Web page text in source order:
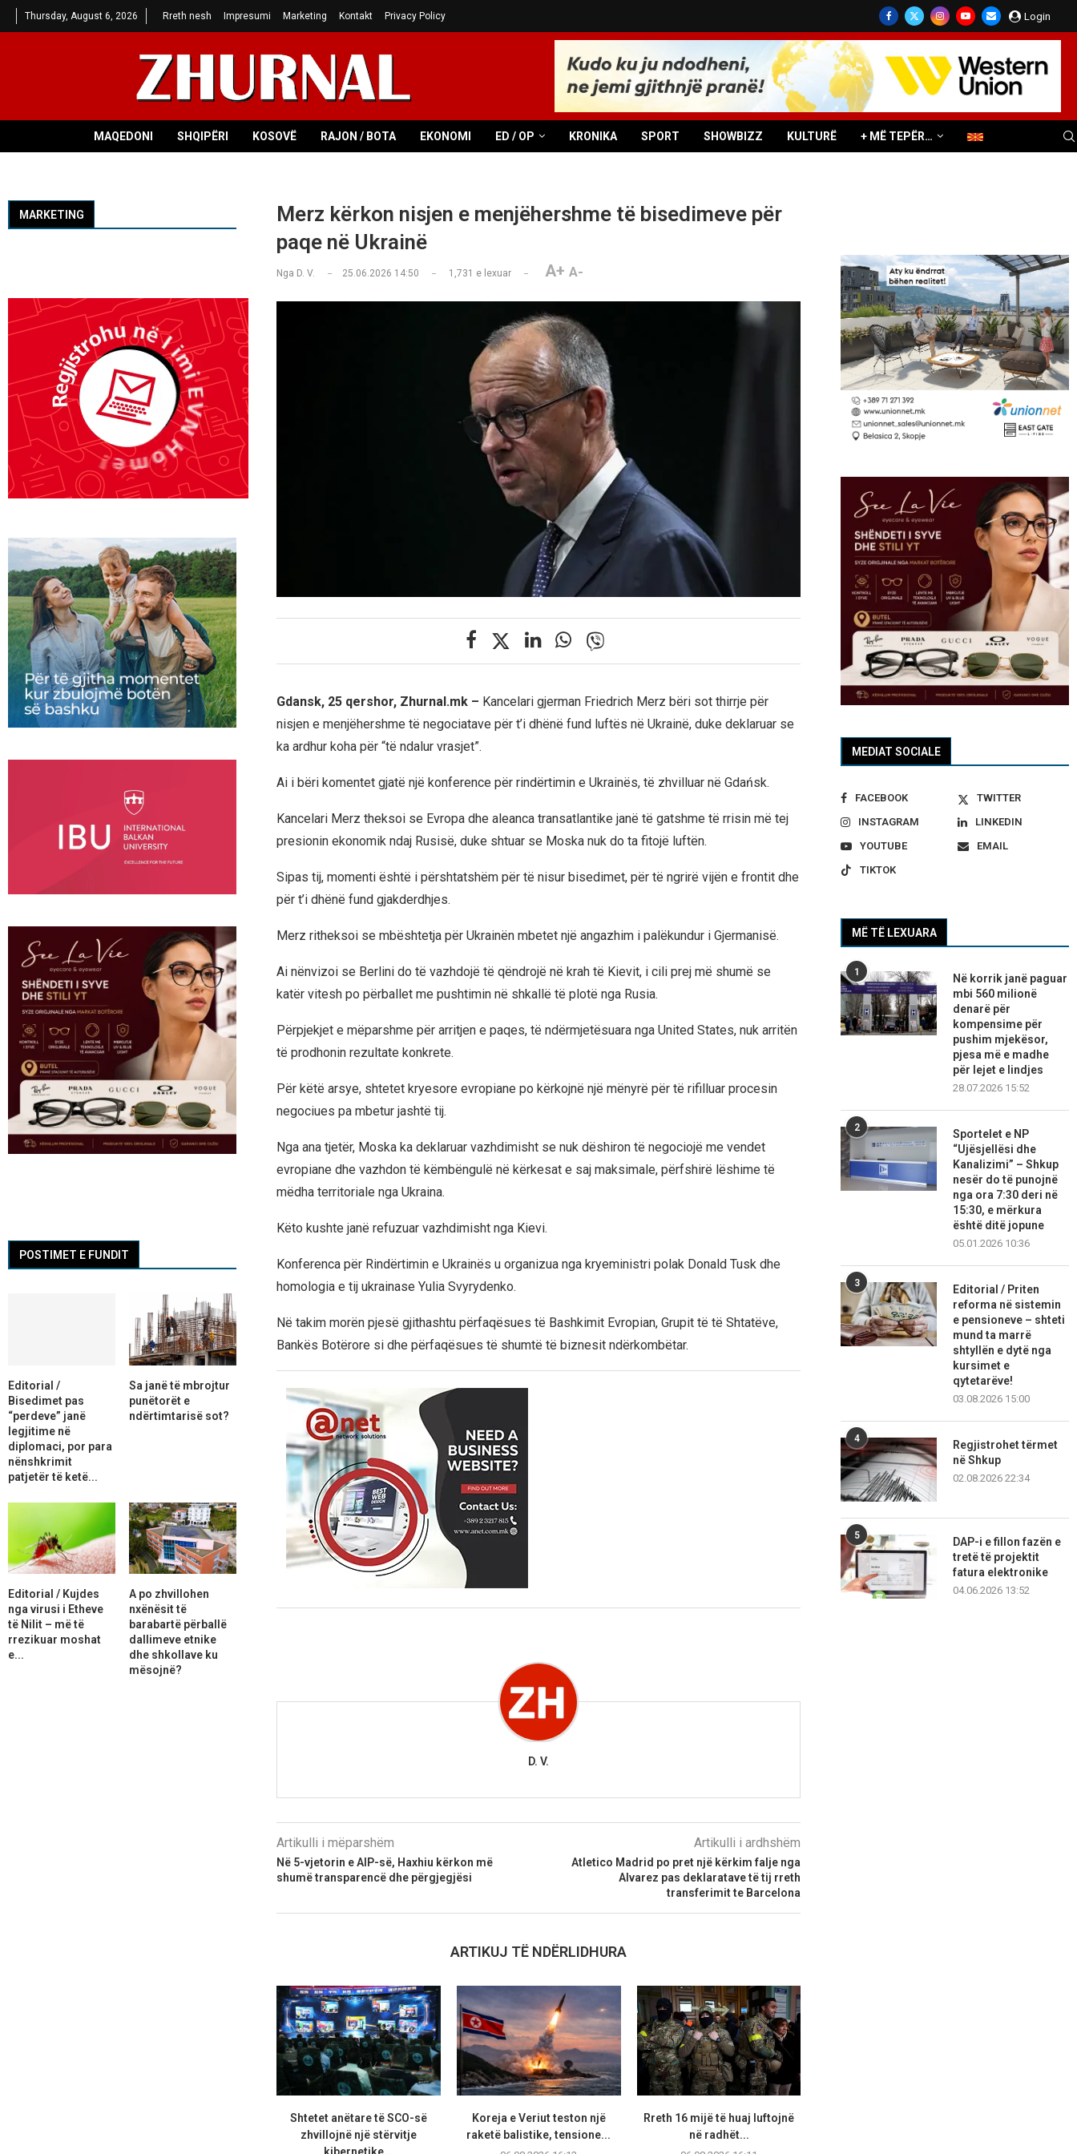
Thursday, August 6, 2026 Rreth nesh Impresumi Marketing Kontakt Privacy Policy Login
MAQEDONI SHQIPËRI KOSOVË RAJON / BOTA EKONOMI ED / OP KRONIKA SPORT SHOWBIZZ KULTURË + MË TEPËR…
Merz kërkon nisjen e menjëhershme të bisedimeve për
paqe në Ukrainë
Nga D. V. 25.06.2026 14:50 1,731 e lexuar A+ A-
Gdansk, 25 qershor, Zhurnal.mk – Kancelari gjerman Friedrich Merz bëri sot thirrje për
nisjen e menjëhershme të negociatave për t’i dhënë fund luftës në Ukrainë, duke deklaruar se
ka ardhur koha për “të ndalur vrasjet”.
Ai i bëri komentet gjatë një konference për rindërtimin e Ukrainës, të zhvilluar në Gdańsk.
Kancelari Merz theksoi se Evropa dhe aleanca transatlantike janë të gatshme të rrisin më tej
presionin ekonomik ndaj Rusisë, duke shtuar se Moska nuk do ta fitojë luftën.
Sipas tij, momenti është i përshtatshëm për të nisur bisedimet, për të ngrirë vijën e frontit dhe
për t’i dhënë fund gjakderdhjes.
Merz ritheksoi se mbështetja për Ukrainën mbetet një angazhim i palëkundur i Gjermanisë.
Ai nënvizoi se Berlini do të vazhdojë të qëndrojë në krah të Kievit, i cili prej më shumë se
katër vitesh po përballet me pushtimin në shkallë të plotë nga Rusia.
Përpjekjet e mëparshme për arritjen e paqes, të ndërmjetësuara nga United States, nuk arritën
të prodhonin rezultate konkrete.
Për këtë arsye, shtetet kryesore evropiane po kërkojnë një mënyrë për të rifilluar procesin
negociues pa mbetur jashtë tij.
Nga ana tjetër, Moska ka deklaruar vazhdimisht se nuk dëshiron të negociojë me vendet
evropiane dhe vazhdon të këmbëngulë në kërkesat e saj maksimale, përfshirë lëshime të
mëdha territoriale nga Ukraina.
Këto kushte janë refuzuar vazhdimisht nga Kievi.
Konferenca për Rindërtimin e Ukrainës u organizua nga kryeministri polak Donald Tusk dhe
homologia e tij ukrainase Yulia Svyrydenko.
Në takim morën pjesë gjithashtu përfaqësues të Bashkimit Evropian, Grupit të të Shtatëve,
Bankës Botërore si dhe përfaqësues të shumtë të biznesit ndërkombëtar.
D. V.
Artikulli i mëparshëm
Në 5-vjetorin e AIP-së, Haxhiu kërkon më
shumë transparencë dhe përgjegjësi
Artikulli i ardhshëm
Atletico Madrid po pret një kërkim falje nga
Alvarez pas deklaratave të tij rreth
transferimit te Barcelona
ARTIKUJ TË NDËRLIDHURA
Shtetet anëtare të SCO-së
zhvillojnë një stërvitje
kibernetike...
Koreja e Veriut teston një
raketë balistike, tensione...
Rreth 16 mijë të huaj luftojnë
në radhët...
MEDIAT SOCIALE
FACEBOOK
TWITTER
INSTAGRAM
LINKEDIN
YOUTUBE
EMAIL
TIKTOK
MË TË LEXUARA
1
Në korrik janë paguar
mbi 560 milionë
denarë për
kompensime për
pushim mjekësor,
pjesa më e madhe
për lejet e lindjes
28.07.2026 15:52
2
Sportelet e NP
“Ujësjellësi dhe
Kanalizimi” – Shkup
nesër do të punojnë
nga ora 7:30 deri në
15:30, e mërkura
është ditë jopune
05.01.2026 10:36
3
Editorial / Priten
reforma në sistemin
e pensioneve – shteti
mund ta marrë
shtyllën e dytë nga
kursimet e
qytetarëve!
03.08.2026 15:00
4
Regjistrohet tërmet
në Shkup
02.08.2026 22:34
5
DAP-i e fillon fazën e
tretë të projektit
fatura elektronike
04.06.2026 13:52
MARKETING
POSTIMET E FUNDIT
Editorial /
Bisedimet pas
“perdeve” janë
legjitime në
diplomaci, por para
nënshkrimit
patjetër të ketë...
Sa janë të mbrojtur
punëtorët e
ndërtimtarisë sot?
Editorial / Kujdes
nga virusi i Etheve
të Nilit – më të
rrezikuar moshat
e...
A po zhvillohen
nxënësit të
barabartë përballë
dallimeve etnike
dhe shkollave ku
mësojnë?